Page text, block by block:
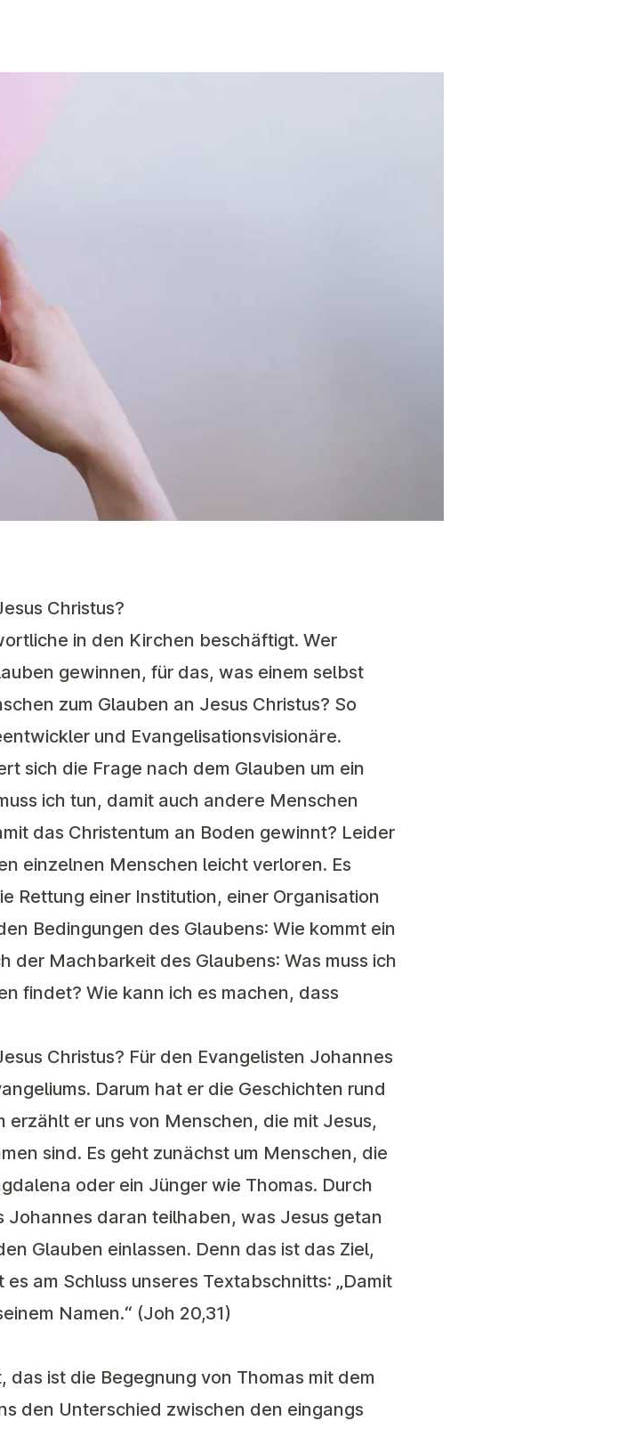
Christus?
in den Kirchen beschäftigt. Wer
gewinnen, für das, was einem selbst
zum Glauben an Jesus Christus? So
und Evangelisationsvisionäre.
sich die Frage nach dem Glauben um ein
ich tun, damit auch andere Menschen
das Christentum an Boden gewinnt? Leider
einzelnen Menschen leicht verloren. Es
Rettung einer Institution, einer Organisation
Bedingungen des Glaubens: Wie kommt ein
der Machbarkeit des Glaubens: Was muss ich
findet? Wie kann ich es machen, dass
Christus? Für den Evangelisten Johannes
Darum hat er die Geschichten rund
er uns von Menschen, die mit Jesus,
sind. Es geht zunächst um Menschen, die
oder ein Jünger wie Thomas. Durch
Johannes daran teilhaben, was Jesus getan
Glauben einlassen. Denn das ist das Ziel,
am Schluss unseres Textabschnitts: „Damit
Namen.“ (Joh 20,31)
ist die Begegnung von Thomas mit dem
den Unterschied zwischen den eingangs